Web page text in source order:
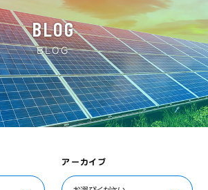
BLOG
BLOG
アーカイブ